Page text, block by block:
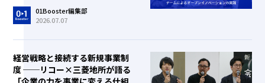
01Booster編集部
2026.07.07
経営戦略と接続する新規事業制
度 ──リコー×三菱地所が語る